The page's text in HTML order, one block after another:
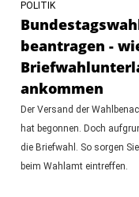
POLITIK
beantragen -
ankommen
Der Versand der
hat begonnen. Doch
die Briefwahl. So sorgen
beim Wahlamt eintreffen.